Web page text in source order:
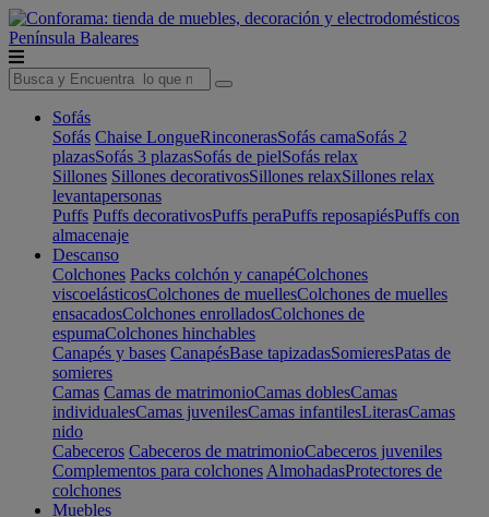
Península Baleares
Sofás
Sofás Chaise LongueRinconerasSofás camaSofás 2
plazasSofás 3 plazasSofás de pielSofás relax
Sillones Sillones decorativosSillones relaxSillones relax
levantapersonas
Puffs Puffs decorativosPuffs peraPuffs reposapiésPuffs con
almacenaje
Descanso
Colchones Packs colchón y canapéColchones
viscoelásticosColchones de muellesColchones de muelles
ensacadosColchones enrolladosColchones de
espumaColchones hinchables
Canapés y bases CanapésBase tapizadasSomieresPatas de
somieres
Camas Camas de matrimonioCamas doblesCamas
individualesCamas juvenilesCamas infantilesLiterasCamas
nido
Cabeceros Cabeceros de matrimonioCabeceros juveniles
Complementos para colchones AlmohadasProtectores de
colchones
Muebles